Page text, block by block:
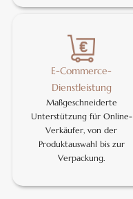
E-Commerce-
Dienstleistung
Maßgeschneiderte
Unterstützung für Online-
Verkäufer, von der
Produktauswahl bis zur
Verpackung.